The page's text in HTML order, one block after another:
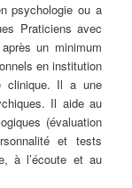
psychologie ou a
Praticiens avec
un minimum
en institution
clinique. Il a une
Il aide au
(évaluation
et tests
à l’écoute et au